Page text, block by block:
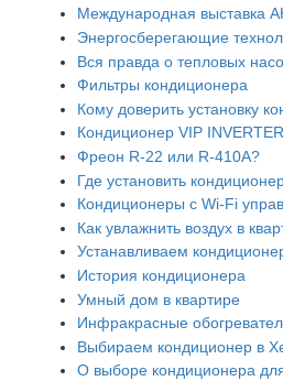
Международная выставка
Энергосберегающие
Вся правда о тепловых
Фильтры кондиционера
Кому доверить установку
Кондиционер VIP INVERTER
Фреон R-22 или R-410A?
Где установить
Кондиционеры с Wi-Fi
Как увлажнить воздух в
Устанавливаем
История кондиционера
Умный дом в квартире
Инфракрасные
Выбираем кондиционер в
О выборе кондиционера